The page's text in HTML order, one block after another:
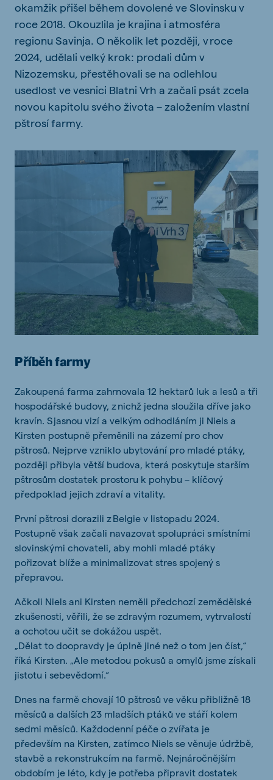
okamžik přišel během dovolené ve Slovinsku v
roce 2018. Okouzlila je krajina i atmosféra
regionu Savinja. O několik let později, v roce
2024, udělali velký krok: prodali dům v
Nizozemsku, přestěhovali se na odlehlou
usedlost ve vesnici Blatni Vrh a začali psát zcela
novou kapitolu svého života – založením vlastní
pštrosí farmy.
Příběh farmy
Zakoupená farma zahrnovala 12 hektarů luk a lesů a tři
hospodářské budovy, z nichž jedna sloužila dříve jako
kravín. S jasnou vizí a velkým odhodláním ji Niels a
Kirsten postupně přeměnili na zázemí pro chov
pštrosů. Nejprve vzniklo ubytování pro mladé ptáky,
později přibyla větší budova, která poskytuje starším
pštrosům dostatek prostoru k pohybu – klíčový
předpoklad jejich zdraví a vitality.
První pštrosi dorazili z Belgie v listopadu 2024.
Postupně však začali navazovat spolupráci s místními
slovinskými chovateli, aby mohli mladé ptáky
pořizovat blíže a minimalizovat stres spojený s
přepravou.
Ačkoli Niels ani Kirsten neměli předchozí zemědělské
zkušenosti, věřili, že se zdravým rozumem, vytrvalostí
a ochotou učit se dokážou uspět.
„Dělat to doopravdy je úplně jiné než o tom jen číst,“
říká Kirsten. „Ale metodou pokusů a omylů jsme získali
jistotu i sebevědomí.“
Dnes na farmě chovají 10 pštrosů ve věku přibližně 18
měsíců a dalších 23 mladších ptáků ve stáří kolem
sedmi měsíců. Každodenní péče o zvířata je
především na Kirsten, zatímco Niels se věnuje údržbě,
stavbě a rekonstrukcím na farmě. Nejnáročnějším
obdobím je léto, kdy je potřeba připravit dostatek